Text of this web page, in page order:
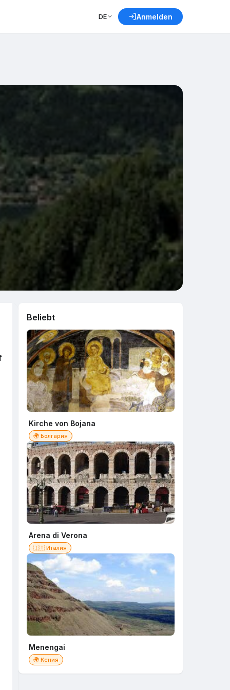
DE Anmelden
Beliebt
Kirche von Bojana
🌍 Болгария
Arena di Verona
🇮🇹 Италия
Menengai
🌍 Кения